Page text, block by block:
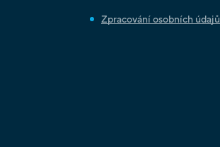
Zpracování osobních údajů